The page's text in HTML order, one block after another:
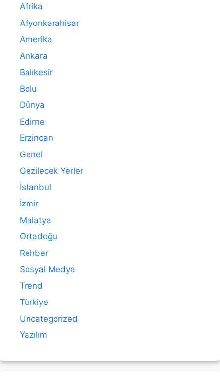
Afrika
Afyonkarahisar
Amerika
Ankara
Balıkesir
Bolu
Dünya
Edirne
Erzincan
Genel
Gezilecek Yerler
İstanbul
İzmir
Malatya
Ortadoğu
Rehber
Sosyal Medya
Trend
Türkiye
Uncategorized
Yazılım